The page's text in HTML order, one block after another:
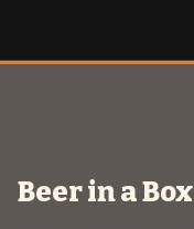
Beer in a Box